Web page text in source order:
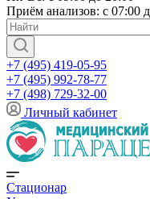
Приём анализов: с 07:00
+7 (495) 419-05-95
+7 (495) 992-78-77
+7 (498) 729-32-00
Личный кабинет
Стационар